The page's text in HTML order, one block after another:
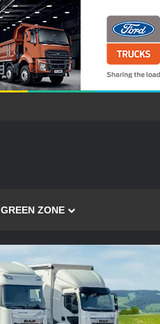
GREEN ZONE